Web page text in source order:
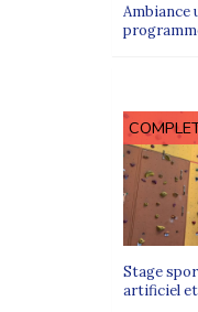
FAQ –
1.
Chaque
2. Quels
Une fiche
3. Peut-
Oui, nos
Ambiance
Stage
artificiel et